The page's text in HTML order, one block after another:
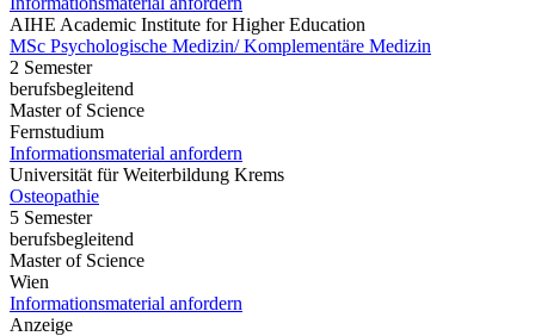
AIHE Academic Institute for Higher Education
MSc Psychologische Medizin/ Komplementäre Medizin
2 Semester
berufsbegleitend
Master of Science
Fernstudium
Informationsmaterial anfordern
Universität für Weiterbildung Krems
Osteopathie
5 Semester
berufsbegleitend
Master of Science
Wien
Informationsmaterial anfordern
Anzeige